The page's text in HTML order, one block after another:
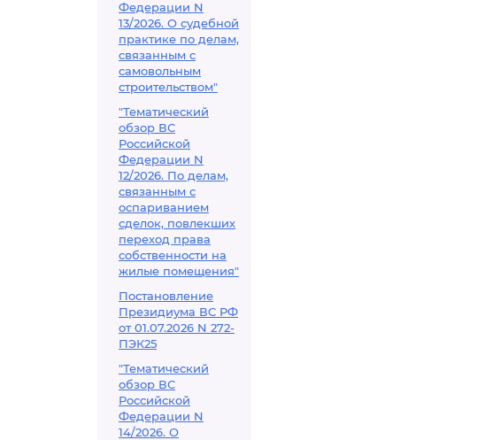
Федерации N
13/2026. О судебной
практике по делам,
связанным с
самовольным
строительством"
"Тематический
обзор ВС
Российской
Федерации N
12/2026. По делам,
связанным с
оспариванием
сделок, повлекших
переход права
собственности на
жилые помещения"
Постановление
Президиума ВС РФ
от 01.07.2026 N 272-
ПЭК25
"Тематический
обзор ВС
Российской
Федерации N
14/2026. О